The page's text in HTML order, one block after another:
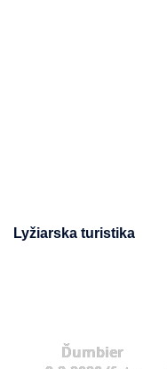
Lyžiarska turistika
Ďumbier